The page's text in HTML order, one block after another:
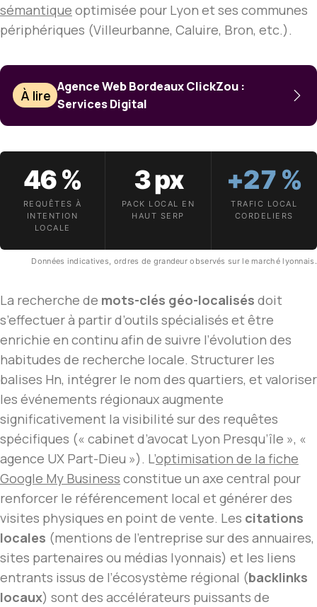
sémantique optimisée pour Lyon et ses communes
périphériques (Villeurbanne, Caluire, Bron, etc.).
À lire
Agence Web Bordeaux ClickZou :
Services Digital
46 %
REQUÊTES À
INTENTION
LOCALE
3 px
PACK LOCAL EN
HAUT SERP
+27 %
TRAFIC LOCAL
CORDELIERS
Données indicatives, ordres de grandeur observés sur le marché lyonnais.
La recherche de mots-clés géo-localisés doit
s’effectuer à partir d’outils spécialisés et être
enrichie en continu afin de suivre l’évolution des
habitudes de recherche locale. Structurer les
balises Hn, intégrer le nom des quartiers, et valoriser
les événements régionaux augmente
significativement la visibilité sur des requêtes
spécifiques (« cabinet d’avocat Lyon Presqu’île », «
agence UX Part-Dieu »). L’optimisation de la fiche
Google My Business constitue un axe central pour
renforcer le référencement local et générer des
visites physiques en point de vente. Les citations
locales (mentions de l’entreprise sur des annuaires,
sites partenaires ou médias lyonnais) et les liens
entrants issus de l’écosystème régional (backlinks
locaux) sont des accélérateurs puissants de